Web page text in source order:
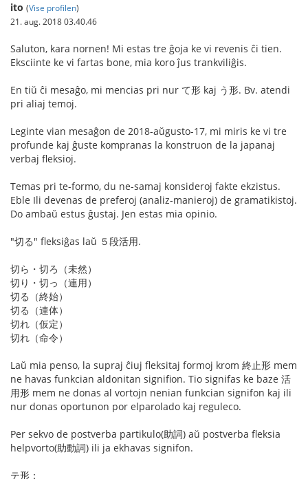
ito (Vise profilen)
21. aug. 2018 03.40.46
Saluton, kara nornen! Mi estas tre ĝoja ke vi revenis ĉi tien.
Eksciinte ke vi fartas bone, mia koro ĵus trankviliĝis.
En tiŭ ĉi mesaĝo, mi mencias pri nur て形 kaj う形. Bv. atendi
pri aliaj temoj.
Leginte vian mesaĝon de 2018-aŭgusto-17, mi miris ke vi tre
profunde kaj ĝuste kompranas la konstruon de la japanaj
verbaj fleksioj.
Temas pri te-formo, du ne-samaj konsideroj fakte ekzistus.
Eble Ili devenas de preferoj (analiz-manieroj) de gramatikistoj.
Do ambaŭ estus ĝustaj. Jen estas mia opinio.
"切る" fleksiĝas laŭ ５段活用.
切ら・切ろ（未然）
切り・切っ（連用）
切る（終始）
切る（連体）
切れ（仮定）
切れ（命令）
Laŭ mia penso, la supraj ĉiuj fleksitaj formoj krom 終止形 mem
ne havas funkcian aldonitan signifion. Tio signifas ke baze 活
用形 mem ne donas al vortojn nenian funkcian signifon kaj ili
nur donas oportunon por elparolado kaj reguleco.
Per sekvo de postverba partikulo(助詞) aŭ postverba fleksia
helpvorto(助動詞) ili ja ekhavas signifon.
テ形：